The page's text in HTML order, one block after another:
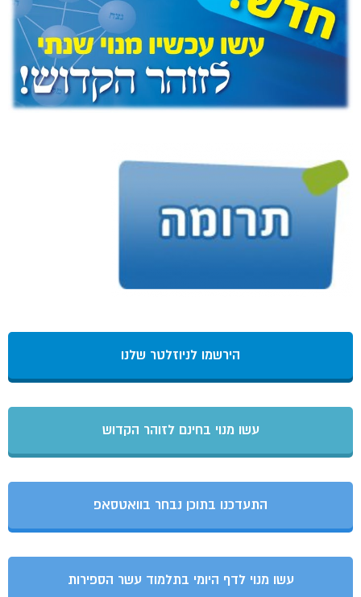
הירשמו לניוזלטר שלנו
עשו מנוי בחינם לזוהר הקדוש
התעדכנו בתוכן נבחר בוואטסאפ
עשו מנוי לדף היומי בתלמוד עשר הספירות